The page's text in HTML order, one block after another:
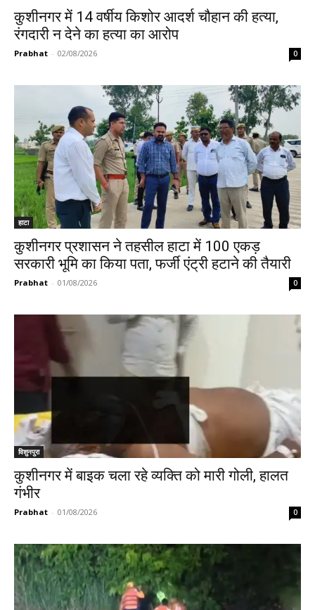
कुशीनगर में 14 वर्षीय किशोर आदर्श चौहान की हत्या,
रंगदारी न देने का हत्या का आरोप
Prabhat - 02/08/2026 0
हाटा
कुशीनगर प्रशासन ने तहसील हाटा में 100 एकड़
सरकारी भूमि का किया पता, फर्जी एंट्री हटाने की तैयारी
Prabhat - 01/08/2026 0
विशुनपुरा
कुशीनगर में बाइक चला रहे व्यक्ति को मारी गोली, हालत
गंभीर
Prabhat - 01/08/2026 0